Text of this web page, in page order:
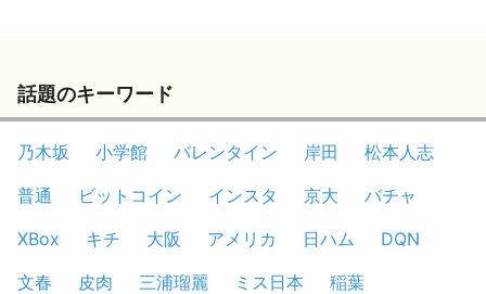
話題のキーワード
乃木坂 小学館 バレンタイン 岸田
松本人志
普通
ビットコイン インスタ 京大
バチャ
XBox
キチ 大阪 アメリカ 日ハム
DQN
文春
皮肉 三浦瑠麗 ミス日本
稲葉